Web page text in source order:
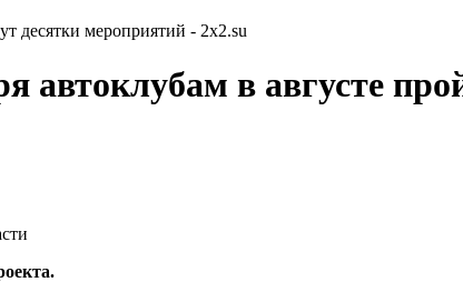
десятки мероприятий - 2x2.su
автоклубам в августе